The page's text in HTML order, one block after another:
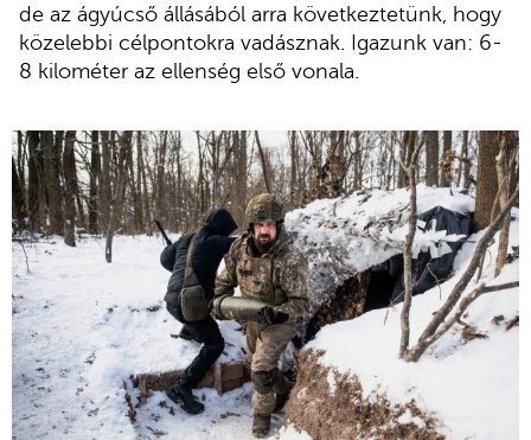
de az ágyúcső állásából arra következtetünk, hogy
közelebbi célpontokra vadásznak. Igazunk van: 6-
8 kilométer az ellenség első vonala.